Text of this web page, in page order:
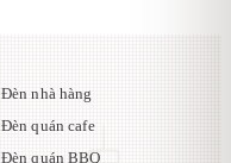
Đèn nhà hàng
Đèn quán cafe
Đèn quán BBQ